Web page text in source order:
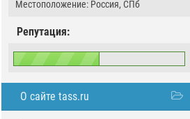
Местоположение: Россия, СПб
Репутация:
О сайте tass.ru